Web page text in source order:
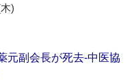
)
元副会長が死去‐中医協